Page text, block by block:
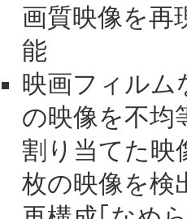
画質映像を再
能
映画フィルム
の映像を不均
割り当てた映
枚の映像を検